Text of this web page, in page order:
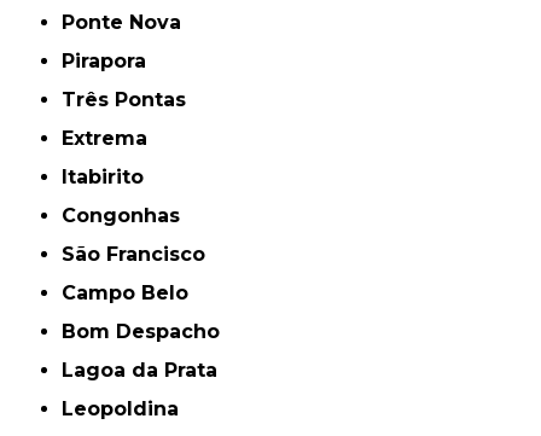
Ponte Nova
Pirapora
Três Pontas
Extrema
Itabirito
Congonhas
São Francisco
Campo Belo
Bom Despacho
Lagoa da Prata
Leopoldina